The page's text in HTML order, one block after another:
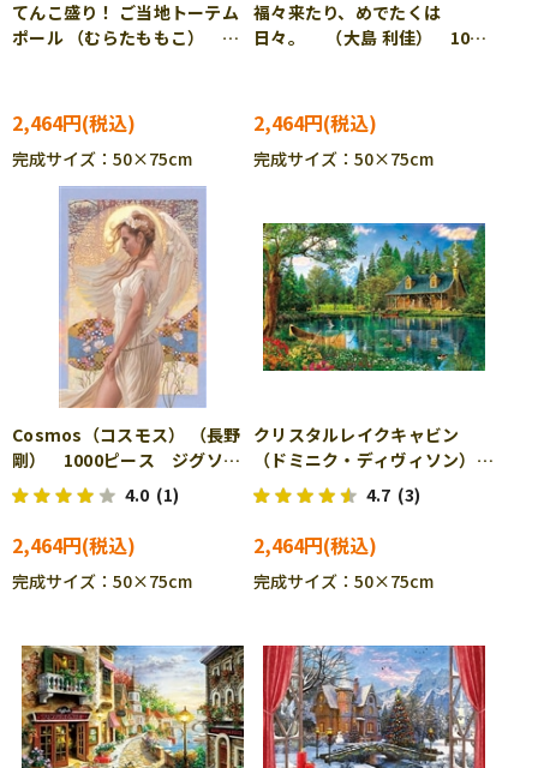
てんこ盛り！ ご当地トーテム
ポール （むらたももこ）
2,464円
完成サイズ：50×75cm
福々来たり、めでたくは
日々。 （大島 利佳） 1000
2,464円
完成サイズ：50×75cm
Cosmos（コスモス） （長野
剛） 1000ピース ジグソー
パズル YAM-10-1418
4.0 (1)
2,464円
完成サイズ：50×75cm
クリスタルレイクキャビン
（ドミニク・ディヴィソン）
1000ピース ジグソーパズ
ル APP-1000-768
4.7 (3)
2,464円
完成サイズ：50×75cm